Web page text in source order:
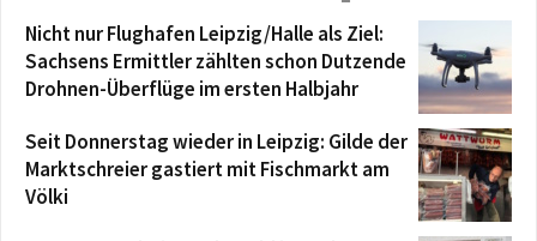
Nicht nur Flughafen Leipzig/Halle als Ziel:
Sachsens Ermittler zählten schon Dutzende
Drohnen-Überflüge im ersten Halbjahr
Seit Donnerstag wieder in Leipzig: Gilde der
Marktschreier gastiert mit Fischmarkt am
Völki